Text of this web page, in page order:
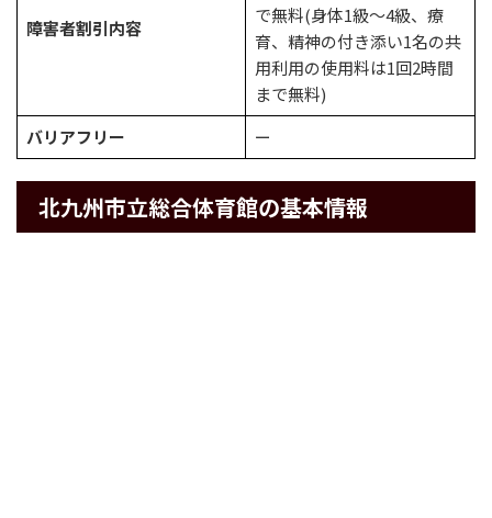
障害者割引内容
で無料(身体1級～4級、療
育、精神の付き添い1名の共
用利用の使用料は1回2時間
まで無料)
バリアフリー
ー
北九州市立総合体育館の基本情報